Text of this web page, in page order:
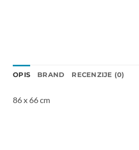
OPIS BRAND RECENZIJE (0)
86 x 66 cm